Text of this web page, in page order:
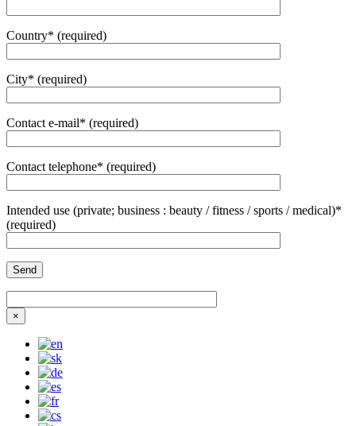
Country* (required)
City* (required)
Contact e-mail* (required)
Contact telephone* (required)
Intended use (private; business : beauty / fitness / sports / medical)*
(required)
×